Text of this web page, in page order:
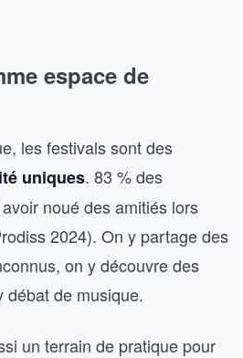
espace de
les festivals sont des
uniques. 83 % des
noué des amitiés lors
2024). On y partage des
on y découvre des
débat de musique.
un terrain de pratique pour